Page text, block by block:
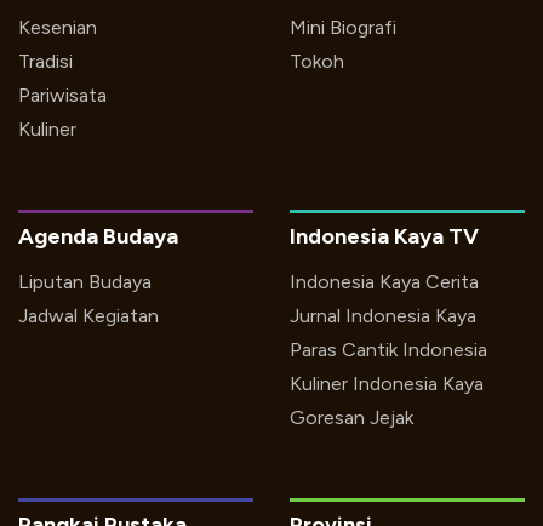
Kesenian
Tradisi
Pariwisata
Kuliner
Mini Biografi
Tokoh
Indonesia Kaya TV
Indonesia Kaya Cerita
Jurnal Indonesia Kaya
Paras Cantik Indonesia
Kuliner Indonesia Kaya
Goresan Jejak
Agenda Budaya
Liputan Budaya
Jadwal Kegiatan